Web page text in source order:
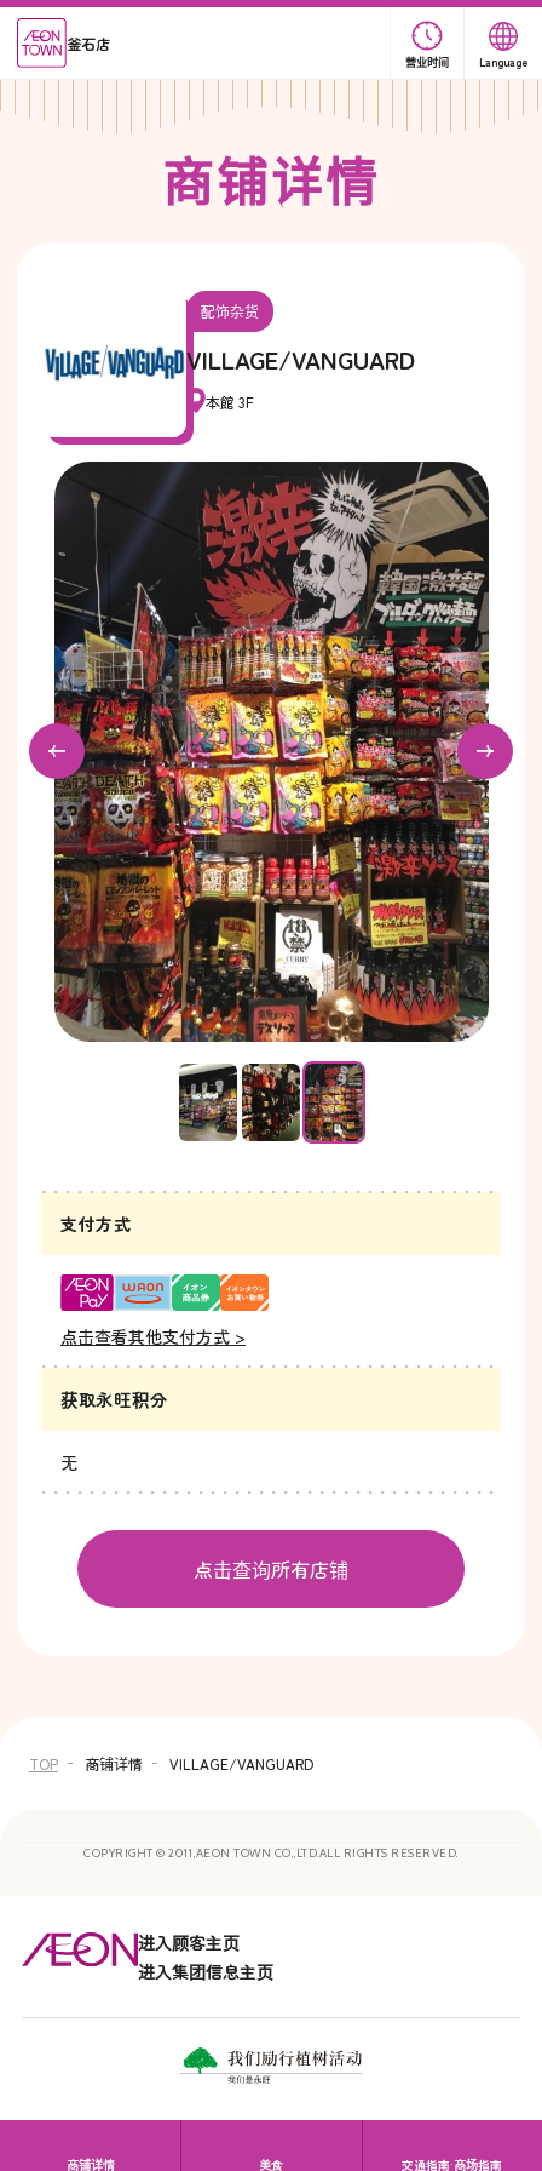
釜石店
商铺详情 美食 交通指南·商场指南
营业时间 Language
商铺详情
配饰杂货
VILLAGE/VANGUARD
本館 3F
支付方式
点击查看其他支付方式 >
获取永旺积分
无
点击查询所有店铺
TOP 商铺详情 VILLAGE/VANGUARD
COPYRIGHT © 2011,AEON TOWN CO.,LTD.ALL RIGHTS RESERVED.
进入顾客主页
进入集团信息主页